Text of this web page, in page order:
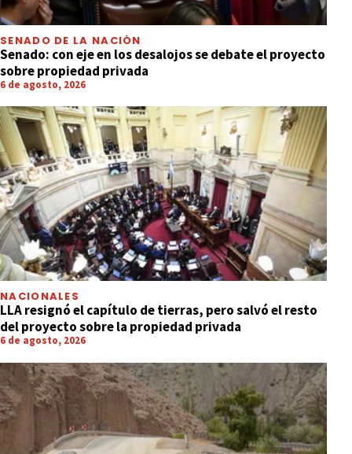
SENADO DE LA NACIÓN
Senado: con eje en los desalojos se debate el proyecto
sobre propiedad privada
6 de agosto, 2026
NACIONALES
LLA resignó el capítulo de tierras, pero salvó el resto
del proyecto sobre la propiedad privada
6 de agosto, 2026